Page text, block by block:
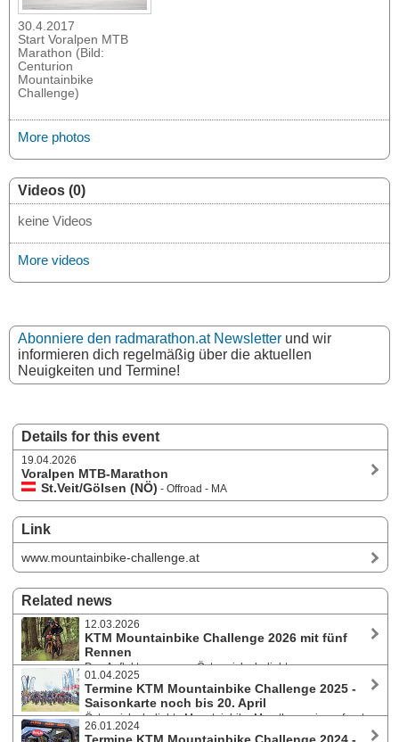
Details for this event
19.04.2026
Voralpen MTB-Marathon
St.Veit/Gölsen (NÖ) - Offroad - MA
Link
www.mountainbike-challenge.at
Related news
12.03.2026
KTM Mountainbike Challenge 2026 mit fünf
Rennen
Das Auftaktrennen von Österreichs beliebter
Mountainbike-Marathonserie startet am 19. April 2026 in St. Veit an der
Gölsen im niederösterreichischen Alpenvorland. Saisonkarte für 3, 4
oder 5 Marathons. Auch die Termine der Junior Challenge stehen fest.
01.04.2025
Termine KTM Mountainbike Challenge 2025 -
Saisonkarte noch bis 20. April
Österreichs beliebte Mountainbike-Marathonserie umfasst
heuer fünf Rennen. Saisonauftakt in St. Veit an der Gölsen im
26.01.2024
Termine KTM Mountainbike Challenge 2024 -
30.4.2017
Start Voralpen MTB
Marathon (Bild:
Centurion
Mountainbike
Challenge)
More photos
Videos (0)
keine Videos
More videos
Abonniere den radmarathon.at Newsletter und wir
informieren dich regelmäßig über die aktuellen
Neuigkeiten und Termine!